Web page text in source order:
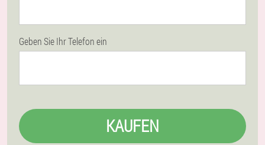
Geben Sie Ihr Telefon ein
KAUFEN